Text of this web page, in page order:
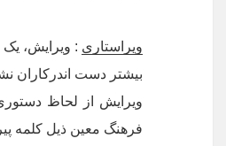
ویراستاری
بیشتر دست اندرکاران
ویرایش از لحاظ
فرهنگ معین ذیل کلمه